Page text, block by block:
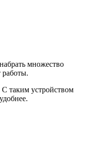
множество
работы.
С таким устройством